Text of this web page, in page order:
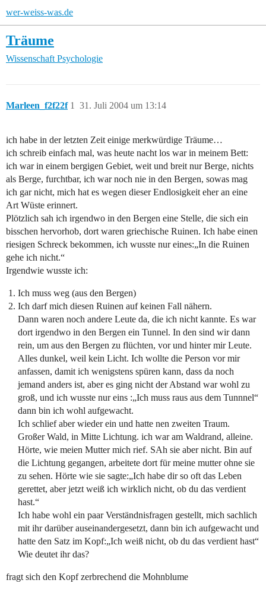
wer-weiss-was.de
Träume
Wissenschaft Psychologie
Marleen_f2f22f 31. Juli 2004 um 13:14
1
ich habe in der letzten Zeit einige merkwürdige Träume…
ich schreib einfach mal, was heute nacht los war in meinem Bett:
ich war in einem bergigen Gebiet, weit und breit nur Berge, nichts
als Berge, furchtbar, ich war noch nie in den Bergen, sowas mag
ich gar nicht, mich hat es wegen dieser Endlosigkeit eher an eine
Art Wüste erinnert.
Plötzlich sah ich irgendwo in den Bergen eine Stelle, die sich ein
bisschen hervorhob, dort waren griechische Ruinen. Ich habe einen
riesigen Schreck bekommen, ich wusste nur eines:„In die Ruinen
gehe ich nicht.“
Irgendwie wusste ich:
Ich muss weg (aus den Bergen)
Ich darf mich diesen Ruinen auf keinen Fall nähern.
Dann waren noch andere Leute da, die ich nicht kannte. Es war
dort irgendwo in den Bergen ein Tunnel. In den sind wir dann
rein, um aus den Bergen zu flüchten, vor und hinter mir Leute.
Alles dunkel, weil kein Licht. Ich wollte die Person vor mir
anfassen, damit ich wenigstens spüren kann, dass da noch
jemand anders ist, aber es ging nicht der Abstand war wohl zu
groß, und ich wusste nur eins :„Ich muss raus aus dem Tunnnel“
dann bin ich wohl aufgewacht.
Ich schlief aber wieder ein und hatte nen zweiten Traum.
Großer Wald, in Mitte Lichtung. ich war am Waldrand, alleine.
Hörte, wie meien Mutter mich rief. SAh sie aber nicht. Bin auf
die Lichtung gegangen, arbeitete dort für meine mutter ohne sie
zu sehen. Hörte wie sie sagte:„Ich habe dir so oft das Leben
gerettet, aber jetzt weiß ich wirklich nicht, ob du das verdient
hast.“
Ich habe wohl ein paar Verständnisfragen gestellt, mich sachlich
mit ihr darüber auseinandergesetzt, dann bin ich aufgewacht und
hatte den Satz im Kopf:„Ich weiß nicht, ob du das verdient hast“
Wie deutet ihr das?
fragt sich den Kopf zerbrechend die Mohnblume